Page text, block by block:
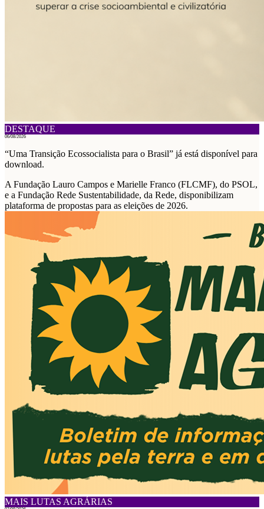
DESTAQUE
06/08/2026
“Uma Transição Ecossocialista para o Brasil” já está disponível para
download.
A Fundação Lauro Campos e Marielle Franco (FLCMF), do PSOL,
e a Fundação Rede Sustentabilidade, da Rede, disponibilizam
plataforma de propostas para as eleições de 2026.
MAIS LUTAS AGRÁRIAS